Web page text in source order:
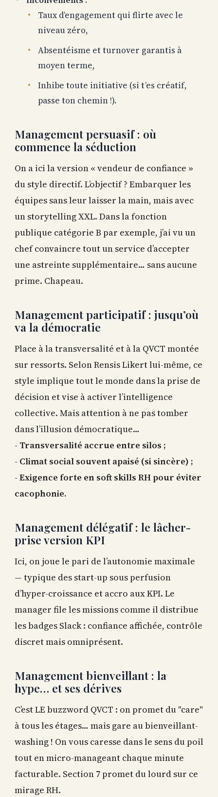
Taux d’engagement qui flirte avec le
niveau zéro,
Absentéisme et turnover garantis à
moyen terme,
Inhibe toute initiative (si t’es créatif,
passe ton chemin !).
Management persuasif : où
commence la séduction
On a ici la version « vendeur de confiance »
du style directif. L’objectif ? Embarquer les
équipes sans leur laisser la main, mais avec
un storytelling XXL. Dans la fonction
publique catégorie B par exemple, j’ai vu un
chef convaincre tout un service d’accepter
une astreinte supplémentaire… sans aucune
prime. Chapeau.
Management participatif : jusqu’où
va la démocratie
Place à la transversalité et à la QVCT montée
sur ressorts. Selon Rensis Likert lui-même, ce
style implique tout le monde dans la prise de
décision et vise à activer l’intelligence
collective. Mais attention à ne pas tomber
dans l’illusion démocratique…
- Transversalité accrue entre silos ;
- Climat social souvent apaisé (si sincère) ;
- Exigence forte en soft skills RH pour éviter
cacophonie.
Management délégatif : le lâcher-
prise version KPI
Ici, on joue le pari de l’autonomie maximale
— typique des start-up sous perfusion
d’hyper-croissance et accro aux KPI. Le
manager file les missions comme il distribue
les badges Slack : confiance affichée, contrôle
discret mais omniprésent.
Management bienveillant : la
hype… et ses dérives
C’est LE buzzword QVCT : on promet du "care"
à tous les étages… mais gare au bienveillant-
washing ! On vous caresse dans le sens du poil
tout en micro-manageant chaque minute
facturable. Section 7 promet du lourd sur ce
mirage RH.